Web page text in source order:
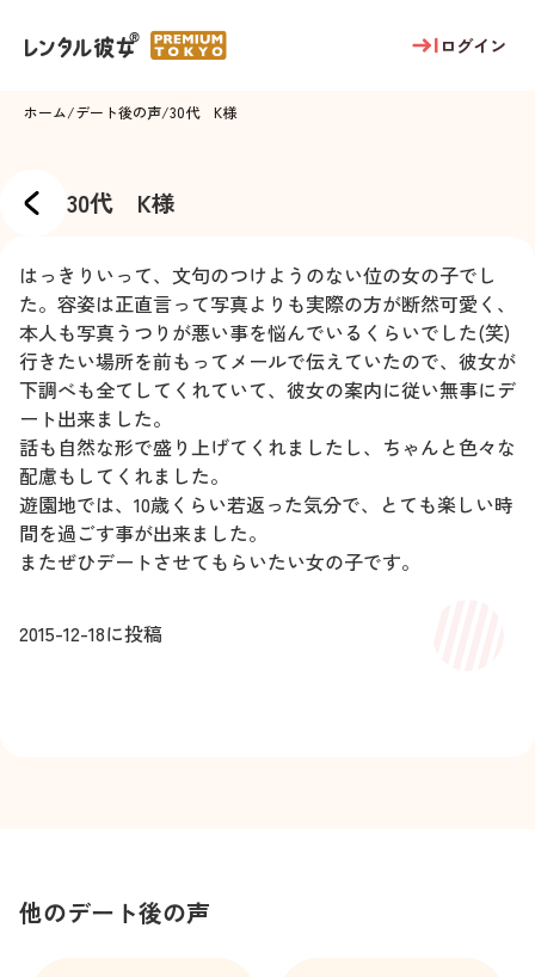
ログイン
ホーム/デート後の声/30代 K様
30代 K様
はっきりいって、文句のつけようのない位の女の子でし
た。容姿は正直言って写真よりも実際の方が断然可愛く、
本人も写真うつりが悪い事を悩んでいるくらいでした(笑)
行きたい場所を前もってメールで伝えていたので、彼女が
下調べも全てしてくれていて、彼女の案内に従い無事にデ
ート出来ました。
話も自然な形で盛り上げてくれましたし、ちゃんと色々な
配慮もしてくれました。
遊園地では、10歳くらい若返った気分で、とても楽しい時
間を過ごす事が出来ました。
またぜひデートさせてもらいたい女の子です。
2015-12-18に投稿
他のデート後の声